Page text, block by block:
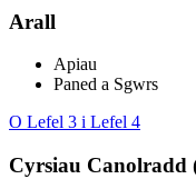
Arall
Apiau
Paned a Sgwrs
O Lefel 3 i Lefel 4
Cyrsiau Canolradd